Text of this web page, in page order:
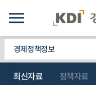
경제정책정보
최신자료 정책자료